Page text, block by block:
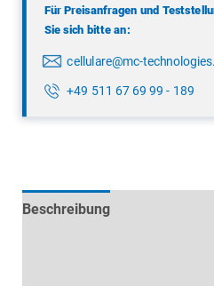
Für Preisanfragen und
Sie sich bitte an:
cellulare@mc-
+49 511 67 69 99 - 189
Beschreibung